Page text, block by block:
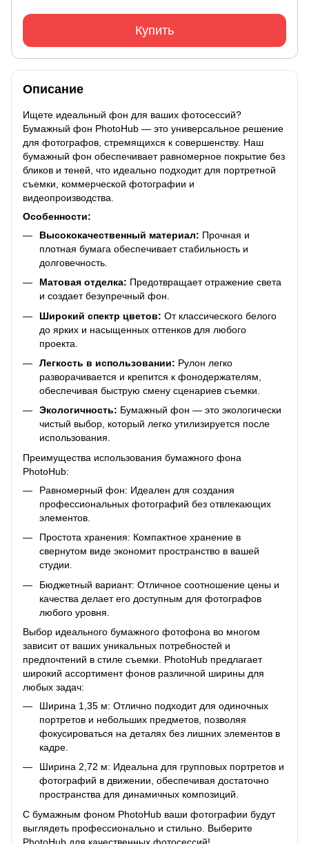
Купить
Описание
Ищете идеальный фон для ваших фотосессий?
Бумажный фон PhotoHub — это универсальное решение
для фотографов, стремящихся к совершенству. Наш
бумажный фон обеспечивает равномерное покрытие без
бликов и теней, что идеально подходит для портретной
съемки, коммерческой фотографии и
видеопроизводства.
Особенности:
Высококачественный материал: Прочная и
плотная бумага обеспечивает стабильность и
долговечность.
Матовая отделка: Предотвращает отражение света
и создает безупречный фон.
Широкий спектр цветов: От классического белого
до ярких и насыщенных оттенков для любого
проекта.
Легкость в использовании: Рулон легко
разворачивается и крепится к фонодержателям,
обеспечивая быструю смену сценариев съемки.
Экологичность: Бумажный фон — это экологически
чистый выбор, который легко утилизируется после
использования.
Преимущества использования бумажного фона
PhotoHub:
Равномерный фон: Идеален для создания
профессиональных фотографий без отвлекающих
элементов.
Простота хранения: Компактное хранение в
свернутом виде экономит пространство в вашей
студии.
Бюджетный вариант: Отличное соотношение цены и
качества делает его доступным для фотографов
любого уровня.
Выбор идеального бумажного фотофона во многом
зависит от ваших уникальных потребностей и
предпочтений в стиле съемки. PhotoHub предлагает
широкий ассортимент фонов различной ширины для
любых задач:
Ширина 1,35 м: Отлично подходит для одиночных
портретов и небольших предметов, позволяя
фокусироваться на деталях без лишних элементов в
кадре.
Ширина 2,72 м: Идеальна для групповых портретов и
фотографий в движении, обеспечивая достаточно
пространства для динамичных композиций.
С бумажным фоном PhotoHub ваши фотографии будут
выглядеть профессионально и стильно. Выберите
PhotoHub для качественных фотосессий!